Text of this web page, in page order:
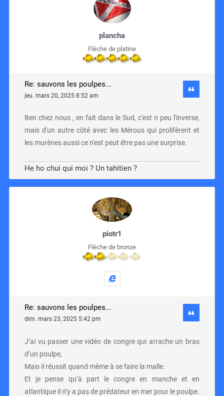
plancha
Flèche de platine
Re: sauvons les poulpes...
jeu. mars 20, 2025 8:52 am
Ben chez nous , en fait dans le Sud, c'est n peu l'inverse,
mais d'un autre côté avec les Mérous qui prolifèrent et
les murènes aussi ce n'est peut être pas une surprise.
He ho chui qui moi ? Un tahitien ?
piotr1
Flèche de bronze
Re: sauvons les poulpes...
dim. mars 23, 2025 5:42 pm
J’ai vu passer une vidéo de congre qui arrache un bras
d’un poulpe,
Mais il réussit quand même à se faire la malle.
Et je pense qu’à part le congre en manche et en
atlantique il n’y a pas de prédateur en mer pour le poulpe.